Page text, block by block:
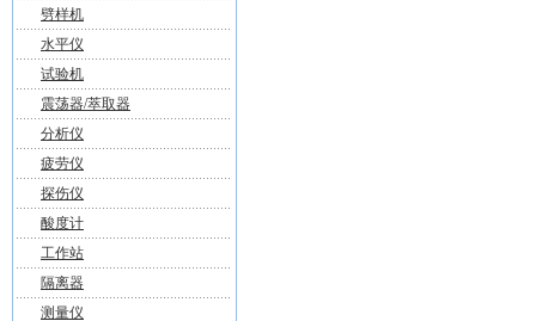
劈样机
水平仪
试验机
震荡器/萃取器
分析仪
疲劳仪
探伤仪
酸度计
工作站
隔离器
测量仪